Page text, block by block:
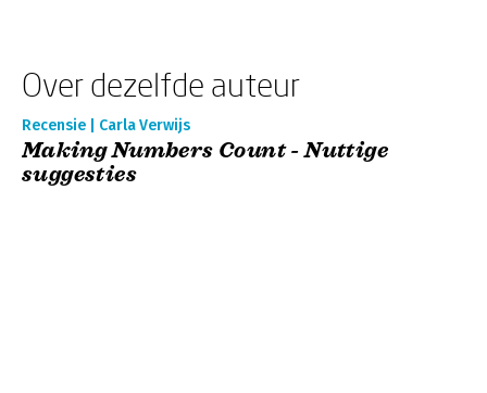
Over dezelfde auteur
Recensie | Carla Verwijs
Making Numbers Count - Nuttige
suggesties